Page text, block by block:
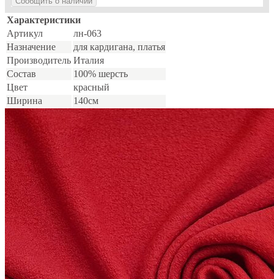
Характеристики
Артикул
лн-063
Назначение
для кардигана, платья
Производитель Италия
Состав
100% шерсть
Цвет
красный
Ширина
140см